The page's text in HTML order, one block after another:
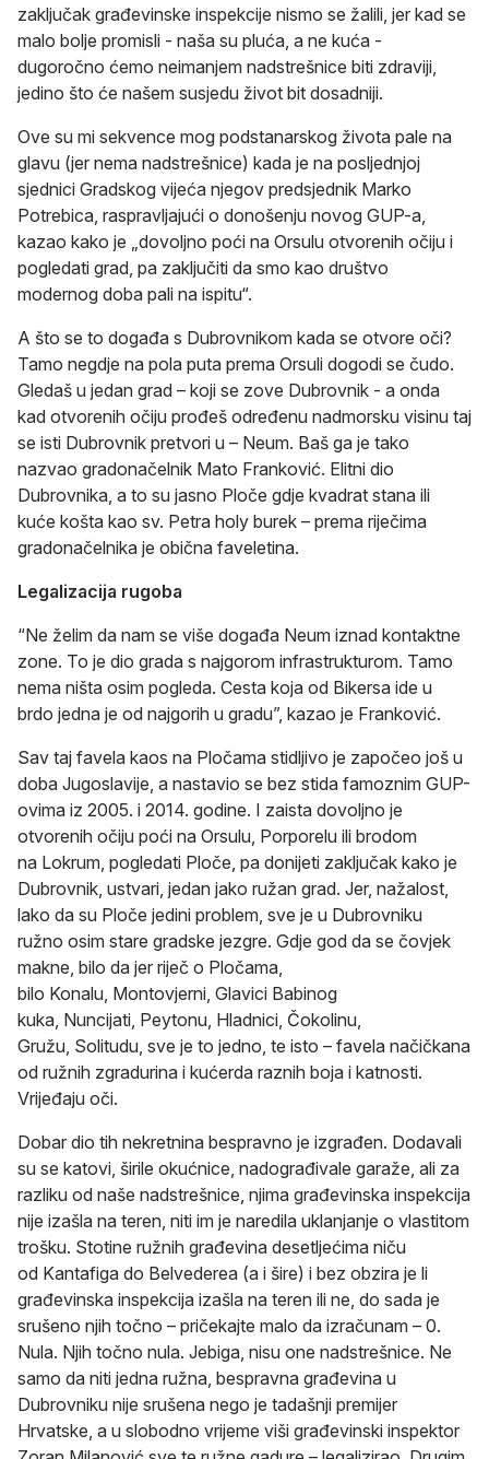
zaključak građevinske inspekcije nismo se žalili, jer kad se
malo bolje promisli - naša su pluća, a ne kuća -
dugoročno ćemo neimanjem nadstrešnice biti zdraviji,
jedino što će našem susjedu život bit dosadniji.
Ove su mi sekvence mog podstanarskog života pale na
glavu (jer nema nadstrešnice) kada je na posljednjoj
sjednici Gradskog vijeća njegov predsjednik Marko
Potrebica, raspravljajući o donošenju novog GUP-a,
kazao kako je „dovoljno poći na Orsulu otvorenih očiju i
pogledati grad, pa zaključiti da smo kao društvo
modernog doba pali na ispitu“.
A što se to događa s Dubrovnikom kada se otvore oči?
Tamo negdje na pola puta prema Orsuli dogodi se čudo.
Gledaš u jedan grad – koji se zove Dubrovnik - a onda
kad otvorenih očiju prođeš određenu nadmorsku visinu taj
se isti Dubrovnik pretvori u – Neum. Baš ga je tako
nazvao gradonačelnik Mato Franković. Elitni dio
Dubrovnika, a to su jasno Ploče gdje kvadrat stana ili
kuće košta kao sv. Petra holy burek – prema riječima
gradonačelnika je obična faveletina.
Legalizacija rugoba
“Ne želim da nam se više događa Neum iznad kontaktne
zone. To je dio grada s najgorom infrastrukturom. Tamo
nema ništa osim pogleda. Cesta koja od Bikersa ide u
brdo jedna je od najgorih u gradu”, kazao je Franković.
Sav taj favela kaos na Pločama stidljivo je započeo još u
doba Jugoslavije, a nastavio se bez stida famoznim GUP-
ovima iz 2005. i 2014. godine. I zaista dovoljno je
otvorenih očiju poći na Orsulu, Porporelu ili brodom
na Lokrum, pogledati Ploče, pa donijeti zaključak kako je
Dubrovnik, ustvari, jedan jako ružan grad. Jer, nažalost,
lako da su Ploče jedini problem, sve je u Dubrovniku
ružno osim stare gradske jezgre. Gdje god da se čovjek
makne, bilo da jer riječ o Pločama,
bilo Konalu, Montovjerni, Glavici Babinog
kuka, Nuncijati, Peytonu, Hladnici, Čokolinu,
Gružu, Solitudu, sve je to jedno, te isto – favela načičkana
od ružnih zgradurina i kućerda raznih boja i katnosti.
Vrijeđaju oči.
Dobar dio tih nekretnina bespravno je izgrađen. Dodavali
su se katovi, širile okućnice, nadograđivale garaže, ali za
razliku od naše nadstrešnice, njima građevinska inspekcija
nije izašla na teren, niti im je naredila uklanjanje o vlastitom
trošku. Stotine ružnih građevina desetljećima niču
od Kantafiga do Belvederea (a i šire) i bez obzira je li
građevinska inspekcija izašla na teren ili ne, do sada je
srušeno njih točno – pričekajte malo da izračunam – 0.
Nula. Njih točno nula. Jebiga, nisu one nadstrešnice. Ne
samo da niti jedna ružna, bespravna građevina u
Dubrovniku nije srušena nego je tadašnji premijer
Hrvatske, a u slobodno vrijeme viši građevinski inspektor